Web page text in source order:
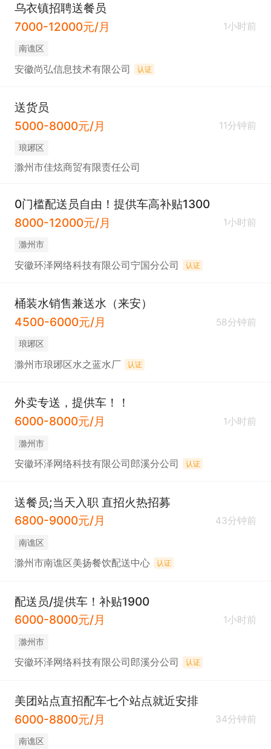
乌衣镇招聘送餐员
7000-12000元/月
1小时前
南谯区
安徽尚弘信息技术有限公司 认证
送货员
5000-8000元/月
11分钟前
琅琊区
滁州市佳炫商贸有限责任公司
0门槛配送员自由！提供车高补贴1300
8000-12000元/月
1小时前
滁州市
安徽环泽网络科技有限公司宁国分公司 认证
桶装水销售兼送水（来安）
4500-6000元/月
58分钟前
琅琊区
滁州市琅琊区水之蓝水厂 认证
外卖专送，提供车！！
6000-8000元/月
1小时前
滁州市
安徽环泽网络科技有限公司郎溪分公司 认证
送餐员;当天入职 直招火热招募
6800-9000元/月
43分钟前
南谯区
滁州市南谯区美扬餐饮配送中心 认证
配送员/提供车！补贴1900
6000-8000元/月
1小时前
滁州市
安徽环泽网络科技有限公司郎溪分公司 认证
美团站点直招配车七个站点就近安排
6000-8800元/月
34分钟前
南谯区